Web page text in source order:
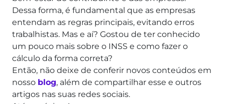
Dessa forma, é fundamental que as empresas
entendam as regras principais, evitando erros
trabalhistas. Mas e aí? Gostou de ter conhecido
um pouco mais sobre o INSS e como fazer o
cálculo da forma correta?
Então, não deixe de conferir novos conteúdos em
nosso blog, além de compartilhar esse e outros
artigos nas suas redes sociais.